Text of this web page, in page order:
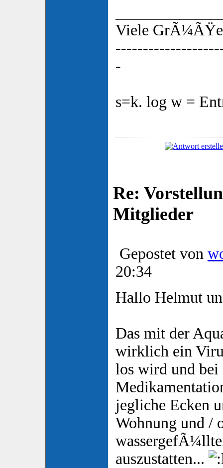
Viele
-
s=k. log w =
Re:
Mitglieder
Gepostet von
20:34
Hallo Helmut
Das mit der
wirklich ein
los wird und bei
jegliche Ecken
Wohnung und /
auszustatten...